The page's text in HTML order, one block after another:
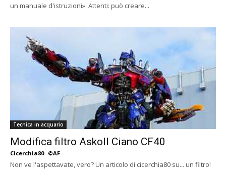
un manuale d'istruzioni». Attenti: può creare...
Tecnica in acquario
Modifica filtro Askoll Ciano CF40
Cicerchia80- ©AF
Non ve l'aspettavate, vero? Un articolo di cicerchia80 su... un filtro!